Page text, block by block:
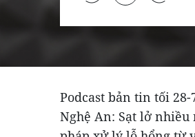
Podcast bản tin tối
Nghệ An: Sạt lở